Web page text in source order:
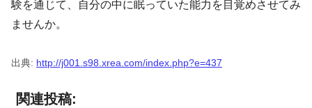
験を通じて、自分の中に眠っていた能力を目覚めさせてみ
ませんか。
出典: http://j001.s98.xrea.com/index.php?e=437
関連投稿: